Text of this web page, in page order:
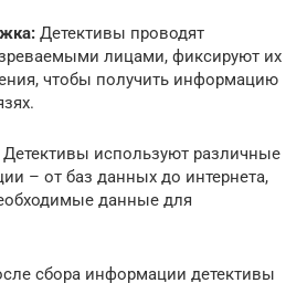
Детективы проводят
лицами, фиксируют их
чтобы получить информацию
Детективы используют различные
– от баз данных до интернета,
данные для
сбора информации детективы